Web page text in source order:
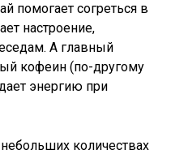
помогает согреться в
настроение,
А главный
кофеин (по-другому
энергию при
количествах